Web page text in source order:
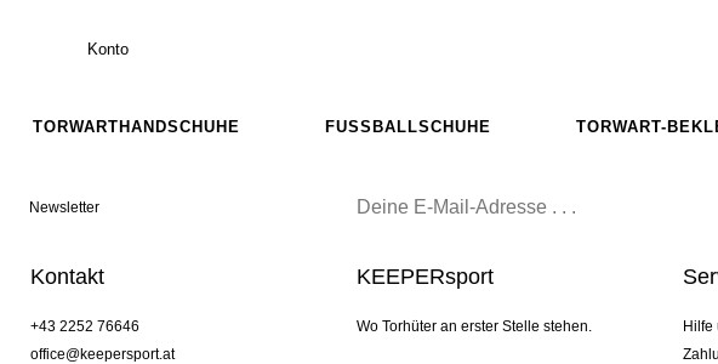
Konto
TORWARTHANDSCHUHE FUSSBALLSCHUHE TORWART-
Newsletter
Kontakt
+43 2252 76646
office@keepersport.at
KEEPERsport
Wo Torhüter an erster Stelle stehen.
Hilfe